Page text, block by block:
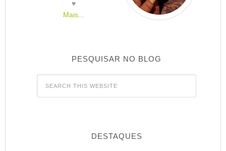
♥
Mais...
PESQUISAR NO BLOG
DESTAQUES